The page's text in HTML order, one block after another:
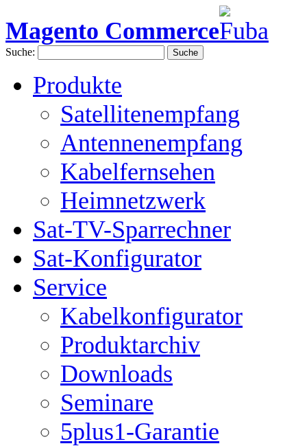
Magento Commerce
Suche: Suche
Produkte
Satellitenempfang
Antennenempfang
Kabelfernsehen
Heimnetzwerk
Sat-TV-Sparrechner
Sat-Konfigurator
Service
Kabelkonfigurator
Produktarchiv
Downloads
Seminare
5plus1-Garantie